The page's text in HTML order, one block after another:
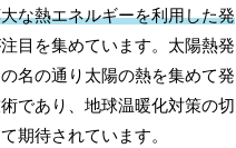
な熱エネルギーを利用した発
目を集めています。太陽熱発
名の通り太陽の熱を集めて発
であり、地球温暖化対策の切
期待されています。